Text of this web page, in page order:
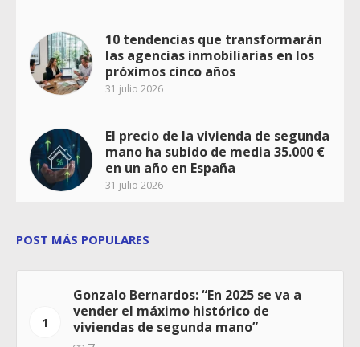
10 tendencias que transformarán
las agencias inmobiliarias en los
próximos cinco años
31 julio 2026
El precio de la vivienda de segunda
mano ha subido de media 35.000 €
en un año en España
31 julio 2026
POST MÁS POPULARES
1
Gonzalo Bernardos: “En 2025 se va a
vender el máximo histórico de
viviendas de segunda mano”